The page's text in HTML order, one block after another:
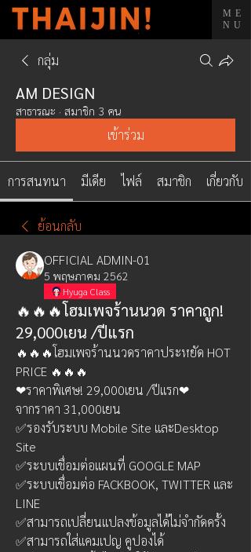
ME
NU
กลุ่ม
AM DESIGN
สาธารณะ · สมาชิก 3 คน
เข้าร่วม
การสนทนา มีเดีย ไฟล์ สมาชิก เกี่ยวกับ
ย้อนกลับ
OFFICIAL ADMIN-01
5 พฤษภาคม 2562
Hyuga Class
🔥🔥🔥โฮมเพจร้านนวด ราคาถูก!
29,000เยน /ปีแรก
🔥🔥🔥โฮมเพจร้านนวดราคาประหยัด HOT
PRICE 🔥🔥🔥
❤ราคาพิเศษ! 29,000เยน /ปีแรก❤
จากราคา 31,000เยน
✅รองรับระบบ Mobile Site และDesktop
Site
✅ระบบเชื่อมต่อแผนที่ GOOGLE MAP
✅ระบบเชื่อมต่อ FACKBOOK, TWITTER และ
LINE
✅สามารถเปลี่ยนแปลงข้อมูลได้ไม่จำกัดครั้ง
✅สามารถใส่แคมเปญ คูปองได้